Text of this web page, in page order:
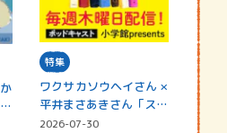
特集
ワクサカソウヘイさん ×
平井まさあきさん「スペ
シャ…
2026-07-30